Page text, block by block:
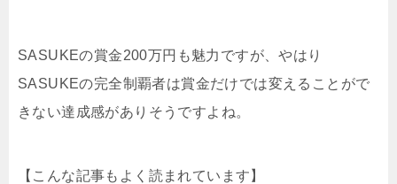
SASUKEの賞金200万円も魅力ですが、やはり
SASUKEの完全制覇者は賞金だけでは変えることがで
きない達成感がありそうですよね。
【こんな記事もよく読まれています】